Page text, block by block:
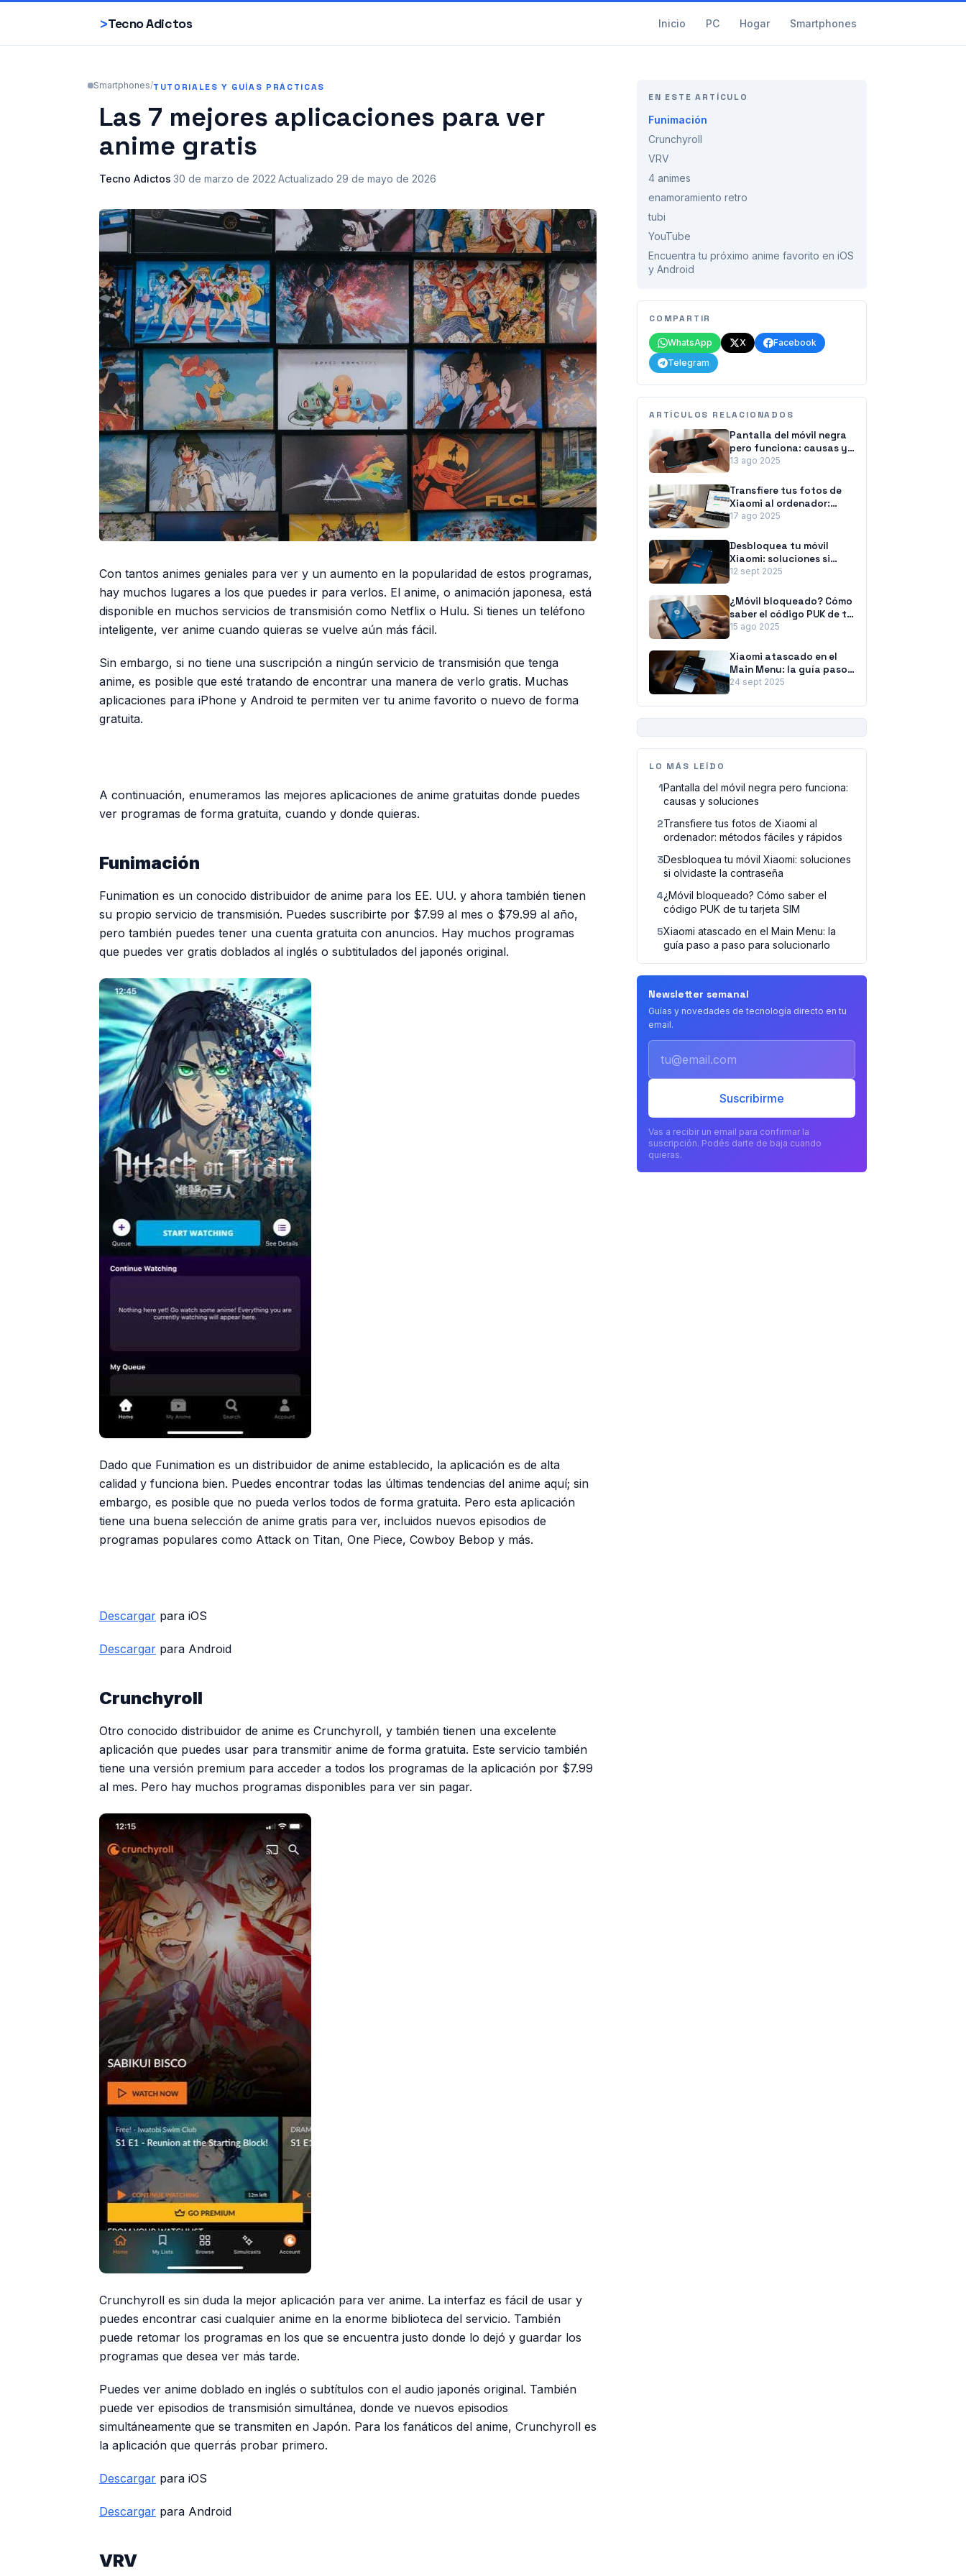
>Tecno Adictos Inicio PC Hogar Smartphones
Smartphones/TUTORIALES Y GUÍAS PRÁCTICAS
Las 7 mejores aplicaciones para ver
anime gratis
Tecno Adictos·30 de marzo de 2022·Actualizado 29 de mayo de 2026
Con tantos animes geniales para ver y un aumento en la popularidad de estos programas,
hay muchos lugares a los que puedes ir para verlos. El anime, o animación japonesa, está
disponible en muchos servicios de transmisión como Netflix o Hulu. Si tienes un teléfono
inteligente, ver anime cuando quieras se vuelve aún más fácil.
Sin embargo, si no tiene una suscripción a ningún servicio de transmisión que tenga
anime, es posible que esté tratando de encontrar una manera de verlo gratis. Muchas
aplicaciones para iPhone y Android te permiten ver tu anime favorito o nuevo de forma
gratuita.
A continuación, enumeramos las mejores aplicaciones de anime gratuitas donde puedes
ver programas de forma gratuita, cuando y donde quieras.
Funimación
Funimation es un conocido distribuidor de anime para los EE. UU. y ahora también tienen
su propio servicio de transmisión. Puedes suscribirte por $7.99 al mes o $79.99 al año,
pero también puedes tener una cuenta gratuita con anuncios. Hay muchos programas
que puedes ver gratis doblados al inglés o subtitulados del japonés original.
Dado que Funimation es un distribuidor de anime establecido, la aplicación es de alta
calidad y funciona bien. Puedes encontrar todas las últimas tendencias del anime aquí; sin
embargo, es posible que no pueda verlos todos de forma gratuita. Pero esta aplicación
tiene una buena selección de anime gratis para ver, incluidos nuevos episodios de
programas populares como Attack on Titan, One Piece, Cowboy Bebop y más.
Descargar para iOS
Descargar para Android
Crunchyroll
Otro conocido distribuidor de anime es Crunchyroll, y también tienen una excelente
aplicación que puedes usar para transmitir anime de forma gratuita. Este servicio también
tiene una versión premium para acceder a todos los programas de la aplicación por $7.99
al mes. Pero hay muchos programas disponibles para ver sin pagar.
Crunchyroll es sin duda la mejor aplicación para ver anime. La interfaz es fácil de usar y
puedes encontrar casi cualquier anime en la enorme biblioteca del servicio. También
puede retomar los programas en los que se encuentra justo donde lo dejó y guardar los
programas que desea ver más tarde.
Puedes ver anime doblado en inglés o subtítulos con el audio japonés original. También
puede ver episodios de transmisión simultánea, donde ve nuevos episodios
simultáneamente que se transmiten en Japón. Para los fanáticos del anime, Crunchyroll es
la aplicación que querrás probar primero.
Descargar para iOS
Descargar para Android
VRV
EN ESTE ARTÍCULO
Funimación
Crunchyroll
VRV
4 animes
enamoramiento retro
tubi
YouTube
Encuentra tu próximo anime favorito en iOS
y Android
COMPARTIR
WhatsApp X
Facebook
Telegram
ARTÍCULOS RELACIONADOS
Pantalla del móvil negra
pero funciona: causas y
soluciones
13 ago 2025
Transfiere tus fotos de
Xiaomi al ordenador:
métodos fáciles y
17 ago 2025
Desbloquea tu móvil
Xiaomi: soluciones si
olvidaste la contraseña
12 sept 2025
¿Móvil bloqueado? Cómo
saber el código PUK de tu
tarjeta SIM
15 ago 2025
Xiaomi atascado en el
Main Menu: la guía paso
a paso para solucionarlo
24 sept 2025
LO MÁS LEÍDO
1Pantalla del móvil negra pero funciona:
causas y soluciones
2Transfiere tus fotos de Xiaomi al
ordenador: métodos fáciles y rápidos
3Desbloquea tu móvil Xiaomi: soluciones
si olvidaste la contraseña
4¿Móvil bloqueado? Cómo saber el
código PUK de tu tarjeta SIM
5Xiaomi atascado en el Main Menu: la
guía paso a paso para solucionarlo
Newsletter semanal
Guías y novedades de tecnología directo en tu
email.
Suscribirme
Vas a recibir un email para confirmar la
suscripción. Podés darte de baja cuando
quieras.